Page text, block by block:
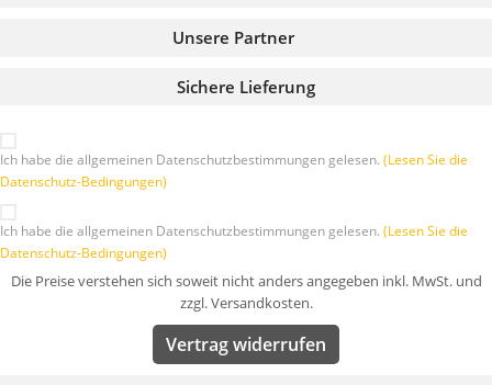
Sichere Lieferung
Unsere Partner
Ich habe die allgemeinen Datenschutzbestimmungen gelesen. (Lesen Sie die
Datenschutz-Bedingungen)
Ich habe die allgemeinen Datenschutzbestimmungen gelesen. (Lesen Sie die
Datenschutz-Bedingungen)
Die Preise verstehen sich soweit nicht anders angegeben inkl. MwSt. und
zzgl. Versandkosten.
Vertrag widerrufen